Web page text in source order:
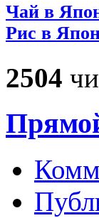
Чай в
Рис в
2504